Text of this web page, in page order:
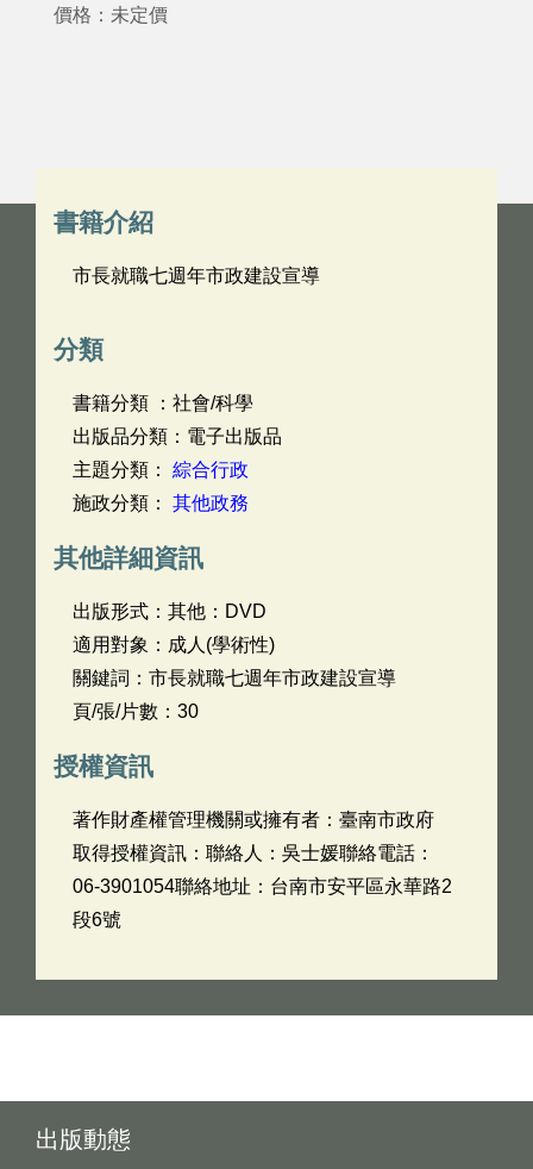
價格：未定價
書籍介紹
市長就職七週年市政建設宣導
分類
書籍分類 ：社會/科學
出版品分類：電子出版品
主題分類： 綜合行政
施政分類： 其他政務
其他詳細資訊
出版形式：其他：DVD
適用對象：成人(學術性)
關鍵詞：市長就職七週年市政建設宣導
頁/張/片數：30
授權資訊
著作財產權管理機關或擁有者：臺南市政府
取得授權資訊：聯絡人：吳士媛聯絡電話：
06-3901054聯絡地址：台南市安平區永華路2
段6號
出版動態